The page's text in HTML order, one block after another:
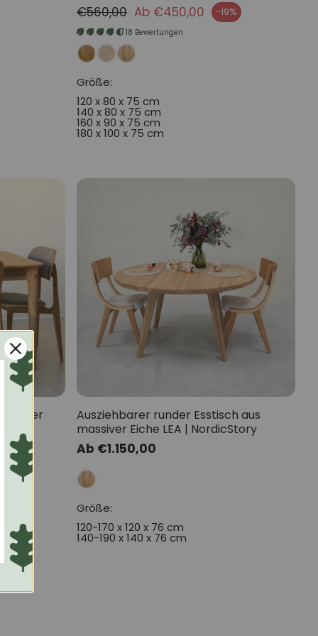
Ab €450,00 -19%
VerkaufspreisNormaler Preis
€560,00
18 Bewertungen
Größe:
120 x 80 x 75 cm
140 x 80 x 75 cm
160 x 90 x 75 cm
180 x 100 x 75 cm
Ausziehbarer runder Esstisch aus
massiver Eiche LEA | NordicStory
Normaler
Preis
Ab €1.150,00
Größe:
120-170 x 120 x 76 cm
140-190 x 140 x 76 cm